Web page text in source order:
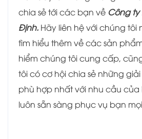
chia sẻ tới các bạn về Công ty
Định. Hãy liên hệ với chúng
tìm hiểu thêm về các sản
hiểm chúng tôi cung cấp,
tôi có cơ hội chia sẻ những
phù hợp nhất với nhu cầu của
luôn sẵn sàng phục vụ bạn